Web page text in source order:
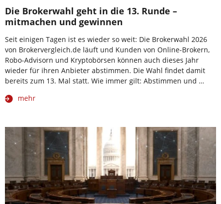
Die Brokerwahl geht in die 13. Runde –
mitmachen und gewinnen
Seit einigen Tagen ist es wieder so weit: Die Brokerwahl 2026
von Brokervergleich.de läuft und Kunden von Online-Brokern,
Robo-Advisorn und Kryptobörsen können auch dieses Jahr
wieder für ihren Anbieter abstimmen. Die Wahl findet damit
bereits zum 13. Mal statt. Wie immer gilt: Abstimmen und …
mehr